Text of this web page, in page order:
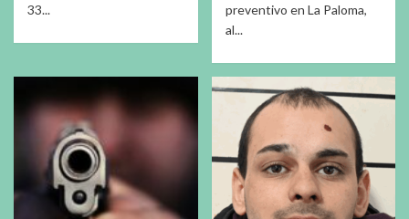
33...
preventivo en La Paloma,
al...